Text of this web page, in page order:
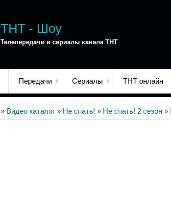
ТНТ - Шоу
Телепередачи и сериалы канала ТНТ
Передачи Сериалы ТНТ онлайн
» Видео каталог » Не спать! » Не спать! 2 сезон »